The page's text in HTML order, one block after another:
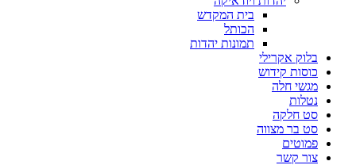
בית המקדש
הכותל
תמונות יהדות
בלוק אקרילי
כוסות קידוש
מגשי חלה
נטלות
סט חלקה
סט בר מצווה
פמוטים
צור קשר